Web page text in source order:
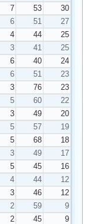
7 53
30
6 51
27
4 44
25
3 41
25
6 40
24
6 51
23
3 76
23
5 60
22
3 49
20
5 57
19
5 68
18
3 49
17
5 45
16
4 44
12
3 46
12
2 59
9
2 45
9